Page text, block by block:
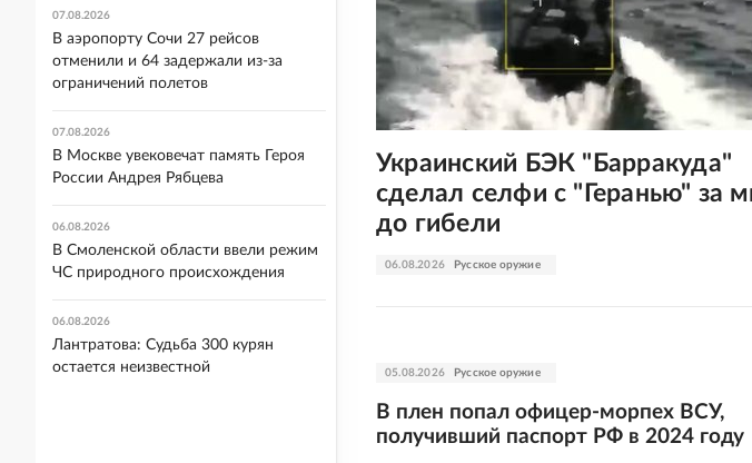
06.08.2026 Русское оружие
Украинский БЭК "Барракуда"
сделал селфи с "Геранью" за
до гибели
05.08.2026 Русское оружие
В плен попал офицер-морпех ВСУ,
получивший паспорт РФ в 2024 году
07.08.2026
В аэропорту Сочи 27 рейсов
отменили и 64 задержали из-за
ограничений полетов
07.08.2026
В Москве увековечат память Героя
России Андрея Рябцева
06.08.2026
В Смоленской области ввели режим
ЧС природного происхождения
06.08.2026
Лантратова: Судьба 300 курян
остается неизвестной